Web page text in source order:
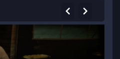
Previous